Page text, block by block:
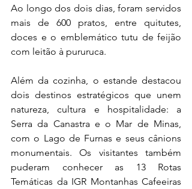
Ao longo dos dois dias, foram servidos
mais de 600 pratos, entre quitutes,
doces e o emblemático tutu de feijão
com leitão à pururuca.
Além da cozinha, o estande destacou
dois destinos estratégicos que unem
natureza, cultura e hospitalidade: a
Serra da Canastra e o Mar de Minas,
com o Lago de Furnas e seus cânions
monumentais. Os visitantes também
puderam conhecer as 13 Rotas
Temáticas da IGR Montanhas Cafeeiras